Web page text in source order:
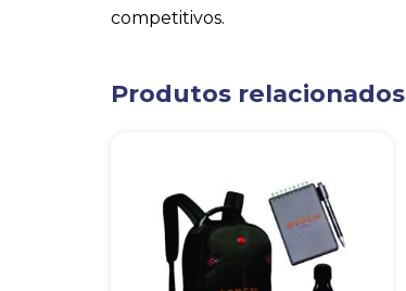
competitivos.
Produtos relacionados